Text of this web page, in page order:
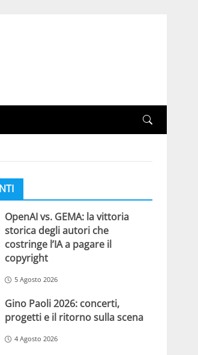
OpenAI vs. GEMA: la vittoria
storica degli autori che
costringe l’IA a pagare il
copyright
5 Agosto 2026
Gino Paoli 2026: concerti,
progetti e il ritorno sulla scena
4 Agosto 2026